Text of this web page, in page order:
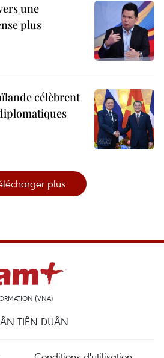
une
plus
célèbrent
plus
(VNA)
TIÊN DUÂN